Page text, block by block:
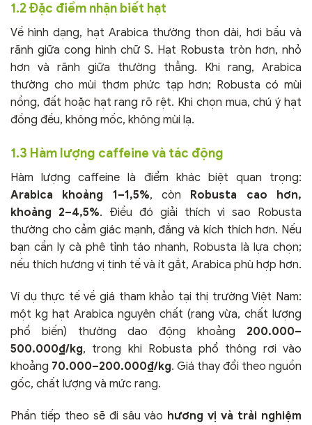
1.2 Đặc điểm nhận biết hạt
Về hình dạng, hạt Arabica thường thon dài, hơi bầu và
rãnh giữa cong hình chữ S. Hạt Robusta tròn hơn, nhỏ
hơn và rãnh giữa thường thẳng. Khi rang, Arabica
thường cho mùi thơm phức tạp hơn; Robusta có mùi
nồng, đất hoặc hạt rang rõ rệt. Khi chọn mua, chú ý hạt
đồng đều, không mốc, không mùi lạ.
1.3 Hàm lượng caffeine và tác động
Hàm lượng caffeine là điểm khác biệt quan trọng:
Arabica khoảng 1–1,5%, còn Robusta cao hơn,
khoảng 2–4,5%. Điều đó giải thích vì sao Robusta
thường cho cảm giác mạnh, đắng và kích thích hơn. Nếu
bạn cần ly cà phê tỉnh táo nhanh, Robusta là lựa chọn;
nếu thích hương vị tinh tế và ít gắt, Arabica phù hợp hơn.
Ví dụ thực tế về giá tham khảo tại thị trường Việt Nam:
một kg hạt Arabica nguyên chất (rang vừa, chất lượng
phổ biến) thường dao động khoảng 200.000–
500.000₫/kg, trong khi Robusta phổ thông rơi vào
khoảng 70.000–200.000₫/kg. Giá thay đổi theo nguồn
gốc, chất lượng và mức rang.
Phần tiếp theo sẽ đi sâu vào hương vị và trải nghiệm